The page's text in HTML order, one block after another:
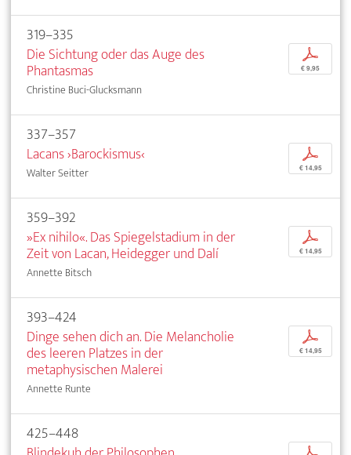
319–335
Die Sichtung oder das Auge des
Phantasmas
Christine Buci-Glucksmann
p
€ 9,95
337–357
Lacans ›Barockismus‹
Walter Seitter
p
€ 14,95
359–392
»Ex nihilo«. Das Spiegelstadium in der
Zeit von Lacan, Heidegger und Dalí
Annette Bitsch
p
€ 14,95
393–424
Dinge sehen dich an. Die Melancholie
des leeren Platzes in der
metaphysischen Malerei
Annette Runte
p
€ 14,95
425–448